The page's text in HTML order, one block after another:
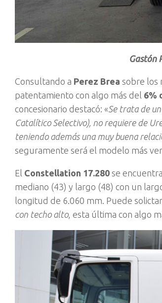
Gastón
Consultando a Perez Brea sobre los
patentamiento con algo más del 6%
concesionario destacó: « Se trata de
Catalítico Selectivo), no requiere de
teniendo además una muy buena
seguramente será el modelo más
El Constellation 17.280 se
mediano (43) y largo (48) con un
longitud de 6.060 mm. Puede
con techo alto, esta última con algo